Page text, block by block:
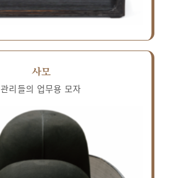
사모
관리들의 업무용 모자